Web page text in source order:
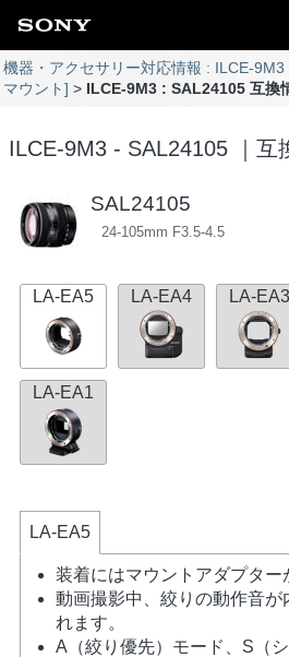
機器・アクセサリー対応情報 : ILCE-9M3
マウント]
ILCE-9M3 : SAL24105 互換
ILCE-9M3 - SAL24105 ｜互
SAL24105
24-105mm F3.5-4.5
LA-EA5 LA-EA4 LA-EA3
LA-EA1
LA-EA5
装着にはマウントアダプター
動画撮影中、絞りの動作音が
れます。
A（絞り優先）モード、S（